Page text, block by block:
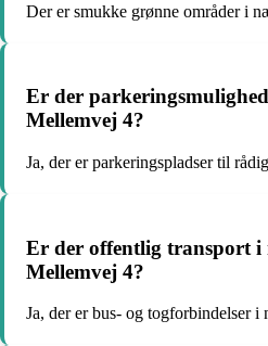
Der er smukke grønne områder i
Er der
Mellemvej 4?
Ja, der er parkeringspladser til
Er der offentlig transport i
Mellemvej 4?
Ja, der er bus- og togforbindelser i